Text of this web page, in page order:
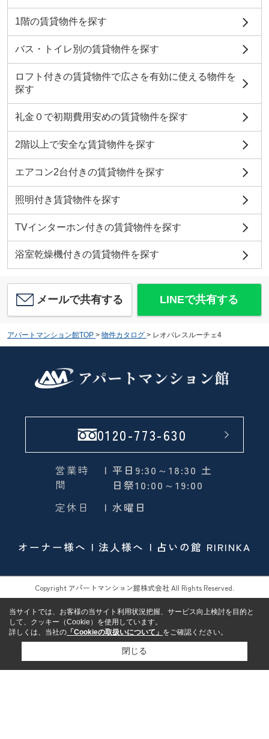
1階の賃貸物件を探す
バス・トイレ別の賃貸物件を探す
ロフト付きの賃貸物件で広さを有効に使える物件を
探す
礼金０で初期費用安めの賃貸物件を探す
2階以上で安全な賃貸物件を探す
エアコン2台付きの賃貸物件を探す
照明付き賃貸物件を探す
TVインターホン付きの賃貸物件を探す
浴室乾燥機付きの賃貸物件を探す
メールで共有する LINEで共有する
アパートマンション館TOP > 物件カタログ > レオパレスルーチェ4
0120-773-630
営業時
間
| 平日9:30～18:30 土
日祭10:00～19:00
定休日
| 水曜日
オーナー様へ 法人様へ 占いの館 RIRINKA
Copyright アパートマンション館株式会社 All Rights Reserved.
当サイトでは、お客様の当サイト利用状況把握、サービス向上検討を目的と
して、クッキー（Cookie）を使用しています。
詳しくは、当社の 「Cookieの取扱いについて」 をご確認ください。
閉じる